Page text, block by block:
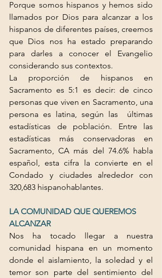
Porque somos hispanos y hemos sido
llamados por Dios para alcanzar a los
hispanos de diferentes países, creemos
que Dios nos ha estado preparando
para darles a conocer el Evangelio
considerando sus contextos.
La proporción de hispanos en
Sacramento es 5:1 es decir: de cinco
personas que viven en Sacramento, una
persona es latina, según las  últimas
estadísticas de población. Entre las
estadísticas más conservadoras en
Sacramento, CA más del 74.6% habla
español, esta cifra la convierte en el
Condado y ciudades alrededor con
320,683 hispanohablantes.
LA COMUNIDAD QUE QUEREMOS
ALCANZAR
Nos ha tocado llegar a nuestra
comunidad hispana en un momento
donde el aislamiento, la soledad y el
temor son parte del sentimiento del